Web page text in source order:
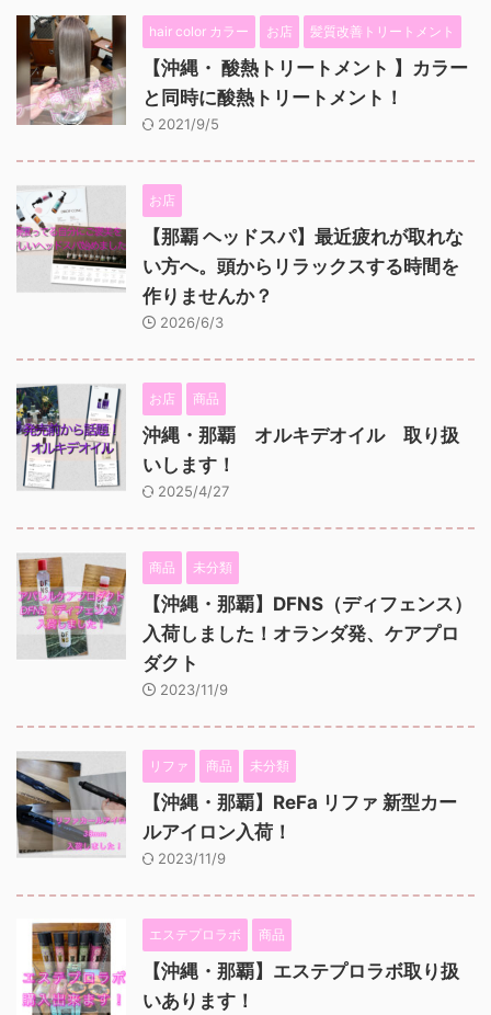
hair color カラー お店 髪質改善トリートメント
【沖縄・ 酸熱トリートメント 】カラー
と同時に酸熱トリートメント！
2021/9/5
お店
【那覇 ヘッドスパ】最近疲れが取れな
い方へ。頭からリラックスする時間を
作りませんか？
2026/6/3
お店 商品
沖縄・那覇 オルキデオイル 取り扱
いします！
2025/4/27
商品 未分類
【沖縄・那覇】DFNS（ディフェンス）
入荷しました！オランダ発、ケアプロ
ダクト
2023/11/9
リファ 商品 未分類
【沖縄・那覇】ReFa リファ 新型カー
ルアイロン入荷！
2023/11/9
エステプロラボ 商品
【沖縄・那覇】エステプロラボ取り扱
いあります！